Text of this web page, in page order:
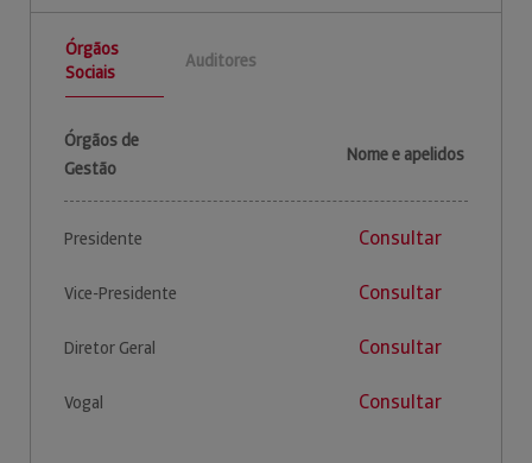
Órgãos
Sociais
Auditores
Órgãos de
Gestão
Nome e apelidos
Presidente Consultar
Vice-Presidente Consultar
Diretor Geral Consultar
Vogal Consultar